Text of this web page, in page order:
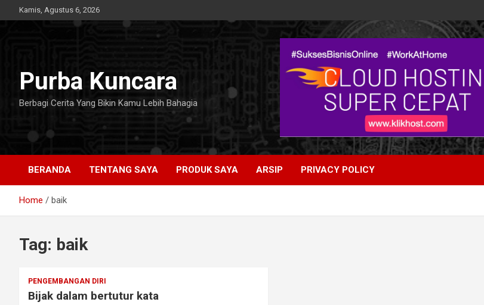
to
Kamis, Agustus 6, 2026
Purba Kuncara
Berbagi Cerita Yang Bikin Kamu Lebih Bahagia
BERANDA TENTANG SAYA PRODUK SAYA ARSIP PRIVACY POLICY
Home baik
Tag: baik
PENGEMBANGAN DIRI
Bijak dalam bertutur kata